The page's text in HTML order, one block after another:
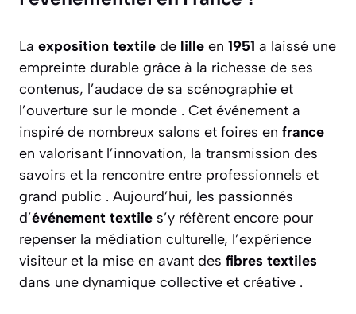
La exposition textile de lille en 1951 a laissé une
empreinte durable grâce à la richesse de ses
contenus, l’audace de sa scénographie et
l’ouverture sur le monde . Cet événement a
inspiré de nombreux salons et foires en france
en valorisant l’innovation, la transmission des
savoirs et la rencontre entre professionnels et
grand public . Aujourd’hui, les passionnés
d’événement textile s’y réfèrent encore pour
repenser la médiation culturelle, l’expérience
visiteur et la mise en avant des fibres textiles
dans une dynamique collective et créative .